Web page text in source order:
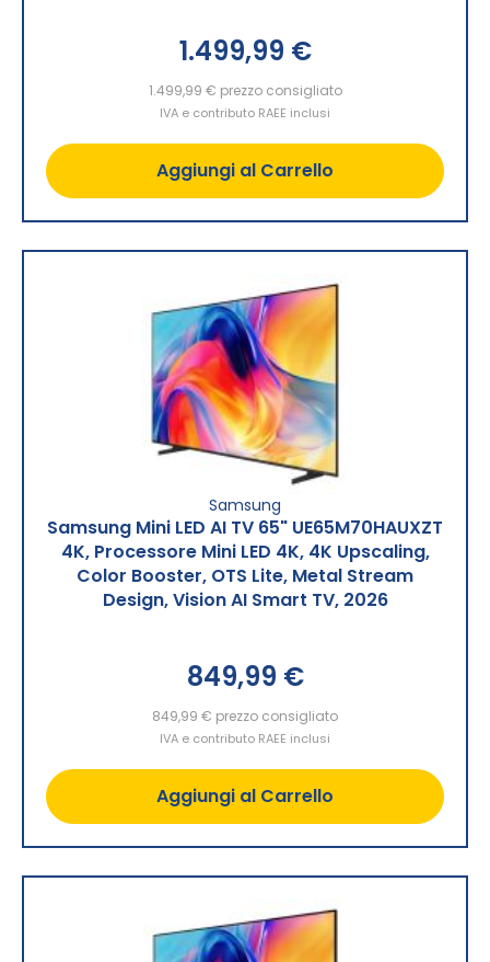
1.499,99 €
1.499,99 € prezzo consigliato
IVA e contributo RAEE inclusi
Aggiungi al Carrello
Samsung
Samsung Mini LED AI TV 65" UE65M70HAUXZT
4K, Processore Mini LED 4K, 4K Upscaling,
Color Booster, OTS Lite, Metal Stream
Design, Vision AI Smart TV, 2026
849,99 €
849,99 € prezzo consigliato
IVA e contributo RAEE inclusi
Aggiungi al Carrello